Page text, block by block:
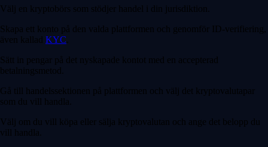
Välj en kryptobörs som stödjer handel i din jurisdiktion.
Skapa ett konto på den valda plattformen och genomför ID-verifiering,
även kallad KYC
Sätt in pengar på det nyskapade kontot med en accepterad
betalningsmetod.
Gå till handelssektionen på plattformen och välj det kryptovalutapar
som du vill handla.
Välj om du vill köpa eller sälja kryptovalutan och ange det belopp du
vill handla.